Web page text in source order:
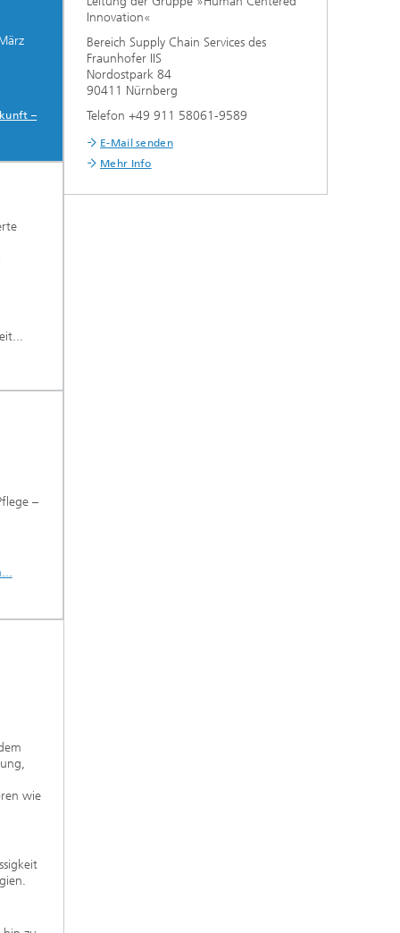
–
–
wie
Innovation«
Bereich Supply Chain Services des
Fraunhofer IIS
Nordostpark 84
90411 Nürnberg
Telefon +49 911 58061-9589
E-Mail senden
Mehr Info